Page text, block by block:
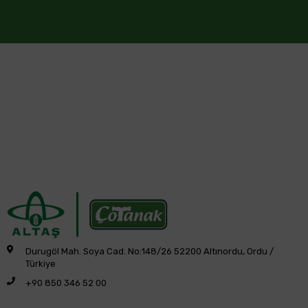
Durugöl Mah. Soya Cad. No:148/26 52200 Altınordu, Ordu /
Türkiye
+90 850 346 52 00